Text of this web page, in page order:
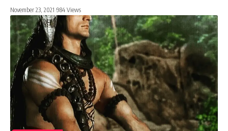
November 23, 2021 984 Views